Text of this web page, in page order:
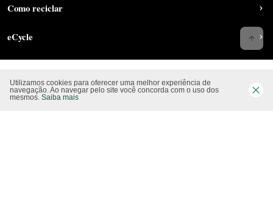
Como reciclar
eCycle
Siga-nos nas rede sociais
Utilizamos cookies para oferecer uma melhor experiência de
navegação. Ao navegar pelo site você concorda com o uso dos
mesmos. Saiba mais